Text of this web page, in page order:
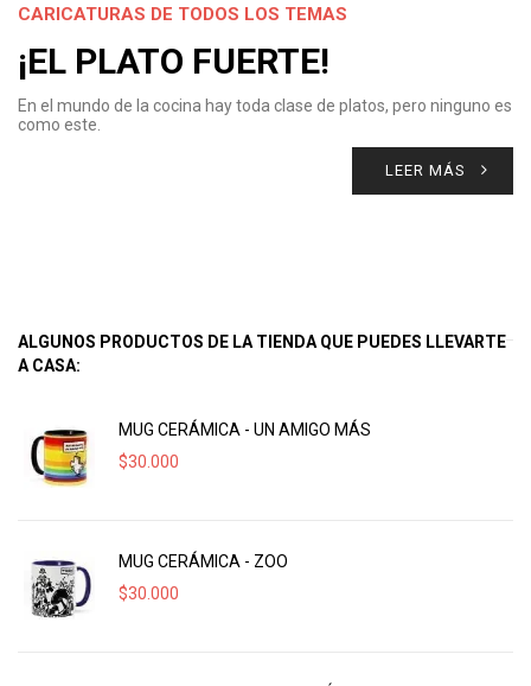
CARICATURAS DE TODOS LOS TEMAS
¡EL PLATO FUERTE!
En el mundo de la cocina hay toda clase de platos, pero ninguno es
como este.
LEER MÁS
ALGUNOS PRODUCTOS DE LA TIENDA QUE PUEDES LLEVARTE
A CASA:
MUG CERÁMICA - UN AMIGO MÁS
$30.000
MUG CERÁMICA - ZOO
$30.000